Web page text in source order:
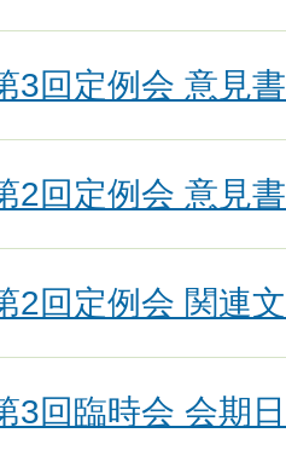
3回定例会 意見
2回定例会 意見
2回定例会 関連
3回臨時会 会期